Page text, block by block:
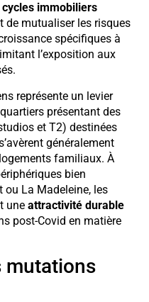
cycles immobiliers
de mutualiser les risques
spécifiques à
l’exposition aux
représente un levier
présentant des
et T2) destinées
généralement
familiaux. À
bien
ou La Madeleine, les
une attractivité durable
post-Covid en matière
mutations